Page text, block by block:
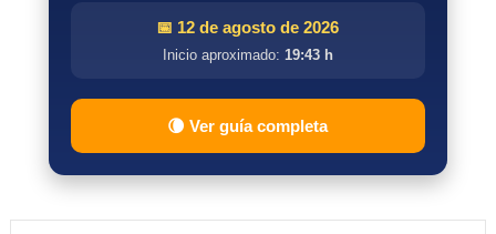
📅 12 de agosto de 2026
Inicio aproximado: 19:43 h
🌘 Ver guía completa